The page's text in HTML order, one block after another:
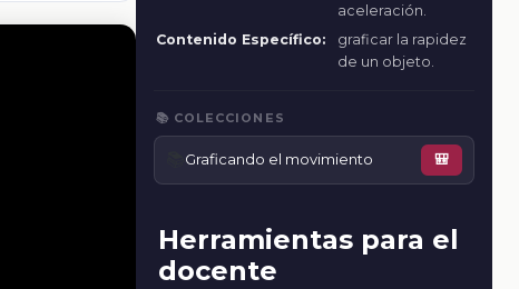
aceleración.
Contenido Específico:
graficar la rapidez
de un objeto.
📚 COLECCIONES
Graficando el movimiento 🎒
Herramientas para el
docente